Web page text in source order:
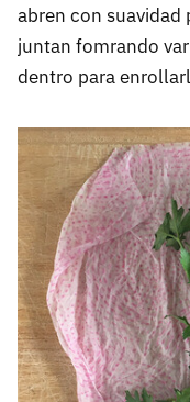
abren con suavidad
juntan fomrando
dentro para